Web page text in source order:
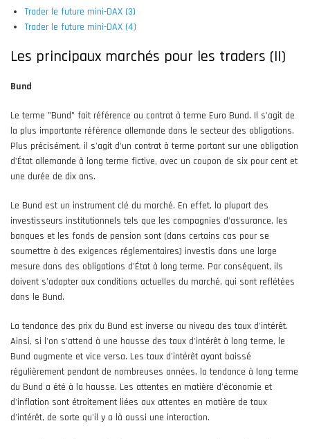
Trader le future mini-DAX (3)
Trader le future mini-DAX (4)
Les principaux marchés pour les traders (II)
Bund
Le terme "Bund" fait référence au contrat à terme Euro Bund. Il s'agit de
la plus importante référence allemande dans le secteur des obligations.
Plus précisément, il s'agit d'un contrat à terme portant sur une obligation
d'État allemande à long terme fictive, avec un coupon de six pour cent et
une durée de dix ans.
Le Bund est un instrument clé du marché. En effet, la plupart des
investisseurs institutionnels tels que les compagnies d'assurance, les
banques et les fonds de pension sont (dans certains cas pour se
soumettre à des exigences réglementaires) investis dans une large
mesure dans des obligations d'État à long terme. Par conséquent, ils
doivent s’adapter aux conditions actuelles du marché, qui sont reflétées
dans le Bund.
La tendance des prix du Bund est inverse au niveau des taux d'intérêt.
Ainsi, si l'on s'attend à une hausse des taux d'intérêt à long terme, le
Bund augmente et vice versa. Les taux d'intérêt ayant baissé
régulièrement pendant de nombreuses années, la tendance à long terme
du Bund a été à la hausse. Les attentes en matière d'économie et
d'inflation sont étroitement liées aux attentes en matière de taux
d'intérêt, de sorte qu'il y a là aussi une interaction.